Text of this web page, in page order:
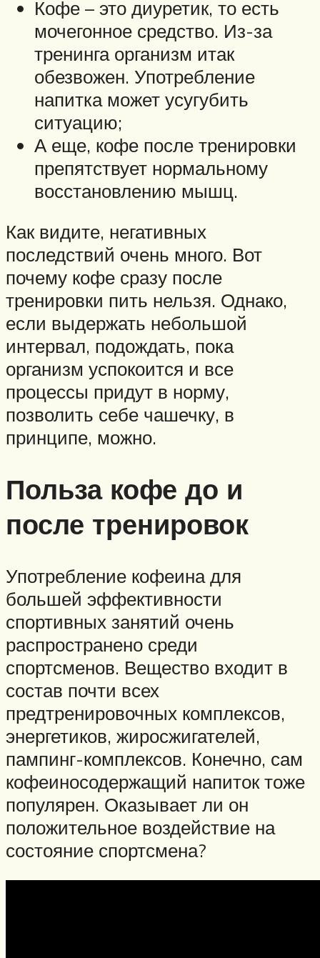
Кофе – это диуретик, то есть
мочегонное средство. Из-за
тренинга организм итак
обезвожен. Употребление
напитка может усугубить
ситуацию;
А еще, кофе после тренировки
препятствует нормальному
восстановлению мышц.
Как видите, негативных
последствий очень много. Вот
почему кофе сразу после
тренировки пить нельзя. Однако,
если выдержать небольшой
интервал, подождать, пока
организм успокоится и все
процессы придут в норму,
позволить себе чашечку, в
принципе, можно.
Польза кофе до и
после тренировок
Употребление кофеина для
большей эффективности
спортивных занятий очень
распространено среди
спортсменов. Вещество входит в
состав почти всех
предтренировочных комплексов,
энергетиков, жиросжигателей,
пампинг-комплексов. Конечно, сам
кофеиносодержащий напиток тоже
популярен. Оказывает ли он
положительное воздействие на
состояние спортсмена?